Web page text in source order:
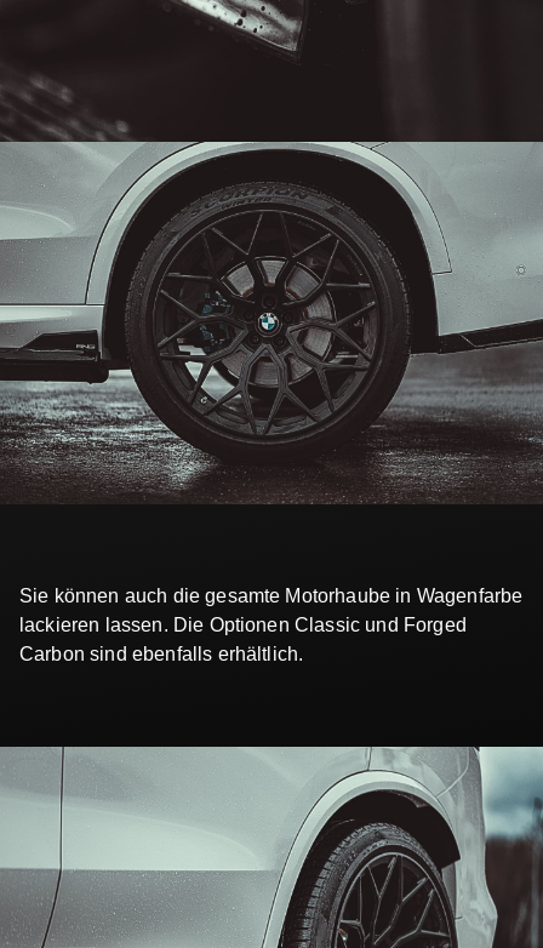
Sie können auch die gesamte Motorhaube in Wagenfarbe
lackieren lassen. Die Optionen Classic und Forged
Carbon sind ebenfalls erhältlich.